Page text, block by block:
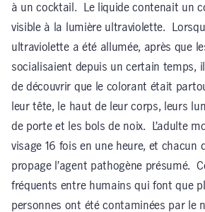
à un cocktail. Le liquide contenait un
visible à la lumière ultraviolette.
ultraviolette a été allumée, après que
socialisaient depuis un certain temps,
de découvrir que le colorant était
leur tête, le haut de leur corps, leurs
de porte et les bols de noix. L’adulte
visage 16 fois en une heure, et chacun
propage l’agent pathogène présumé.
fréquents entre humains qui font que
personnes ont été contaminées par le